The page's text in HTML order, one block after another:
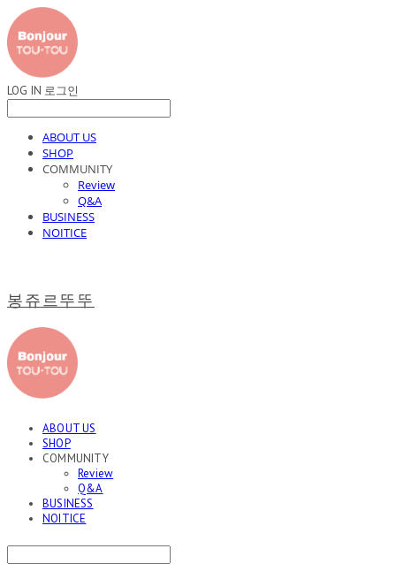
LOG IN 로그인
ABOUT US
SHOP
COMMUNITY
Review
Q&A
BUSINESS
NOITICE
봉쥬르뚜뚜
ABOUT US
SHOP
COMMUNITY
Review
Q&A
BUSINESS
NOITICE